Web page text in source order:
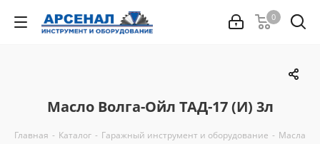
0
Масло Волга-Ойл ТАД-17 (И) 3л
Главная - Каталог - Гаражный инструмент и оборудование - Масла